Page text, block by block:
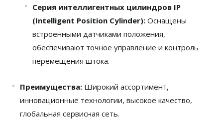
Серия интеллигентных цилиндров IP
(Intelligent Position Cylinder): Оснащены
встроенными датчиками положения,
обеспечивают точное управление и контроль
перемещения штока.
Преимущества: Широкий ассортимент,
инновационные технологии, высокое качество,
глобальная сервисная сеть.